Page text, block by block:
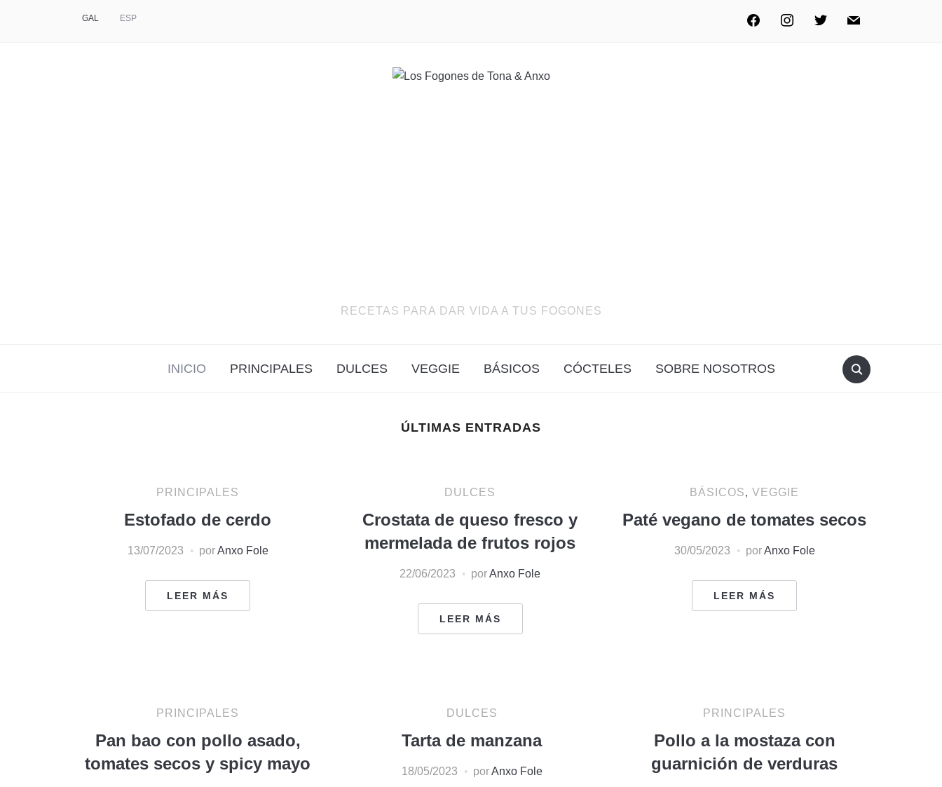
GAL ESP
RECETAS PARA DAR VIDA A TUS FOGONES
INICIO PRINCIPALES DULCES VEGGIE BÁSICOS CÓCTELES SOBRE NOSOTROS
ÚLTIMAS ENTRADAS
PRINCIPALES
Estofado de cerdo
13/07/2023 porAnxo Fole
LEER MÁS
DULCES
Crostata de queso fresco y
mermelada de frutos rojos
22/06/2023 porAnxo Fole
LEER MÁS
BÁSICOS, VEGGIE
Paté vegano de tomates secos
30/05/2023 porAnxo Fole
LEER MÁS
PRINCIPALES
Pan bao con pollo asado,
tomates secos y spicy mayo
DULCES
Tarta de manzana
18/05/2023 porAnxo Fole
PRINCIPALES
Pollo a la mostaza con
guarnición de verduras